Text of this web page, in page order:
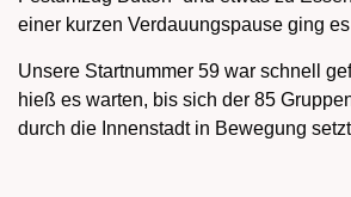
einer kurzen Verdauungspause ging
Unsere Startnummer 59 war schnell
hieß es warten, bis sich der 85
durch die Innenstadt in Bewegung